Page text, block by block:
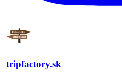
tripfactory.sk